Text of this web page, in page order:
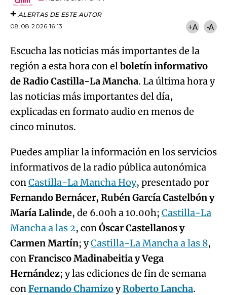
ALERTAS DE ESTE AUTOR
08.08.2026 16:13
+A -A
Escucha las noticias más importantes de la
región a esta hora con elboletín informativo
de Radio Castilla-La Mancha. La última hora y
las noticias más importantes del día,
explicadas en formato audio en menos de
cinco minutos.
Puedes ampliar la información en los servicios
informativos de la radio pública autonómica
conCastilla-La Mancha Hoy, presentado por
Fernando Bernácer, Rubén García Castelbón y
María Lalinde, de 6.00h a 10.00h; Castilla-La
Mancha a las 2, conÓscar Castellanos y
Carmen Martín; yCastilla-La Mancha a las 8,
conFrancisco Madinabeitia y Vega
Hernández; y las ediciones de fin de semana
conFernando ChamizoyRoberto Lancha.